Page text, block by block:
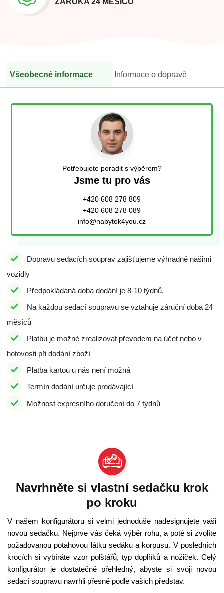
Všeobecné informace Informace o dopravě
Potřebujete poradit s výběrem?
Jsme tu pro vás
+420 608 278 809
+420 608 278 089
info@nabytok4you.cz
Dopravu sedacích souprav zajišťujeme výhradně našimi
vozidly
Předpokládaná doba dodání je 8-10 týdnů.
Na každou sedací soupravu se vztahuje záruční doba 24
měsíců
Platbu je možné zrealizovat převodem na účet nebo v
hotovosti při dodání zboží
Platba kartou u nás není možná
Termín dodání určuje prodávající
Možnost expresního doručení do 7 týdnů
Navrhněte si vlastní sedačku krok
po kroku
V našem konfigurátoru si velmi jednoduše nadesignujete vaši
novou sedačku. Nejprve vás čeká výběr rohu, a poté si zvolíte
požadovanou potahovou látku sedáku a korpusu. V posledních
krocích si vybíráte vzor polštářů, typ doplňků a nožiček. Celý
konfigurátor je dostatečně přehledný, abyste si svoji novou
sedací soupravu navrhli přesně podle vašich představ.